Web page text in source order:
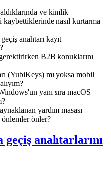
ve kimlik
kaybettiklerinde nasıl kurtarma
anahtarı kayıt
B2B konuklarını
(YubiKeys) mı yoksa mobil
yanı sıra macOS
yardım masası
önler?
anahtarlarını